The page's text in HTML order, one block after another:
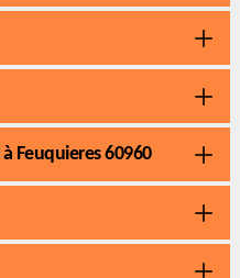
Feuquieres 60960